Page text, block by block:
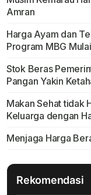
Amran
Harga Ayam dan
Program MBG
Stok Beras
Pangan Yakin
Makan Sehat tidak
Keluarga dengan
Menjaga Harga
Rekomendasi